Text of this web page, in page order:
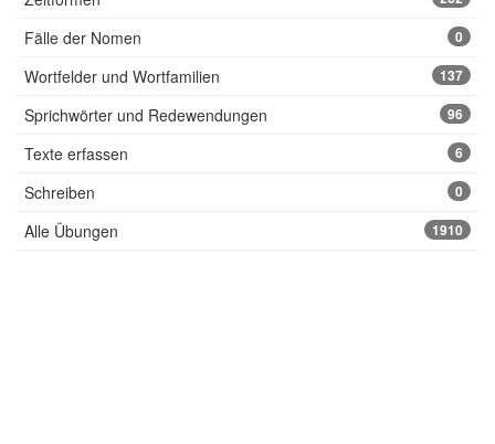
Fälle der Nomen 0
Wortfelder und Wortfamilien 137
Sprichwörter und Redewendungen 96
Texte erfassen 6
Schreiben 0
Alle Übungen 1910